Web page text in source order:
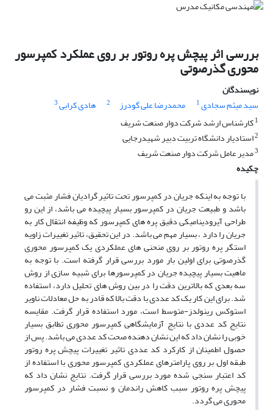
بررسی اثر پیچش پره روتور بر روی عملکرد کمپرسور
محوری گذرصوتی
نویسندگان
سید میثم سجادی1 محمدرضا علی گودرز 2 هادی کرابی3
1کارشناس ارشد شرکت دوار صنعت شریف
2استادیار دانشگاه تربیت دبیر شهیدرجایی
3مدیر عامل شرکت دوار صنعت شریف
چکیده
با توجه به اینکه جریان در کمپرسور تحت تاثیر گرادیان فشار مثبت می
باشد و طبیعت جریان در کمپرسور بسیار پیچیده می باشد، از این رو
طراحی آیرودینامیکی دقیق پره های کمپرسور که وظیفه انتقال کار به
جریان را دارد ، بسیار مهم می باشد. در این تحقیق، تاثیر تغییرات زاویه
استگر پره روتور بر روی منحنی های عملکردی یک کمپرسور محوری
گذرصوتی برای اولین بار مورد بررسی قرار گرفته است. با توجه به
ماهیت بسیار پیچیده جریان در کمپرسورها برای شبیه سازی از روش
سه بعدی که بالاترین دقت را در بین روش های تحلیل دارد، استفاده
شد. برای این کار یک کد عددی با دقت بالا که قادر به حل معادلات ناویر
استوکس رینولدز-متوسط است، مورد استفاده قرار گرفت. مقایسه
نتایج کد عددی با نتایج آزمایشگاهی کمپرسور محوری تطابق بسیار
خوبی را نشان داد که این نشان دهنده صحت کد عددی می باشد. پس از
حصول اطمینان از کارکرد کد عددی تاثیر تغییرات پیچش پره روتور
طبقه اول بر روی پارامترهای عملکردی کمپرسور محوری با استفاده از
کد اعتبار سنجی شده مورد بررسی قرار گرفت. نتایج نشان داد که
پیچش پره روتور سبب کاهش راندمان و نسبت فشار در کمپرسور
محوری می گردد.